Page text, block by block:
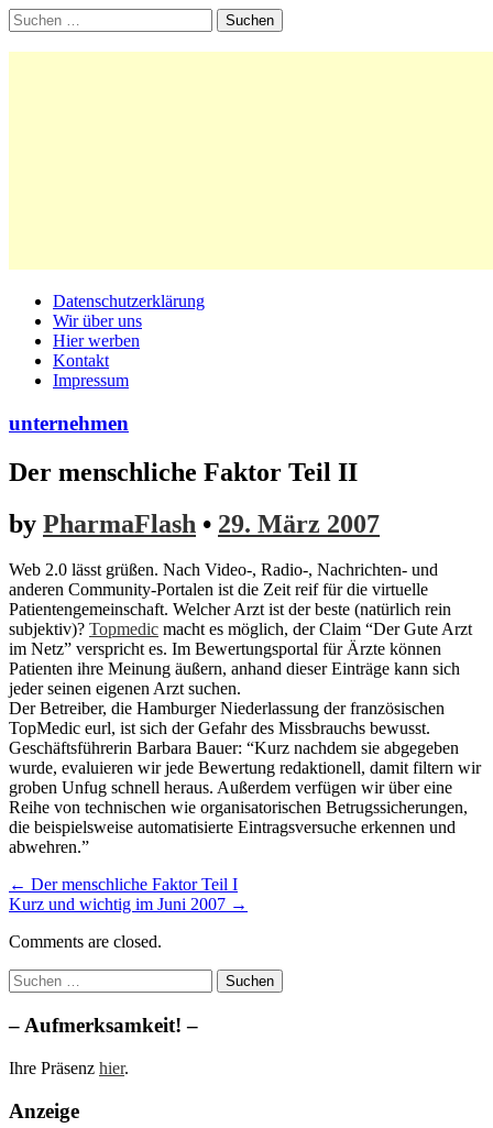
Suchen
nach:
Main
menu
Skip
content
Datenschutzerklärung
Wir über uns
Hier werben
Kontakt
Impressum
unternehmen
Der menschliche Faktor Teil II
by PharmaFlash • 29. März 2007
Web 2.0 lässt grüßen. Nach Video-, Radio-, Nachrichten- und
anderen Community-Portalen ist die Zeit reif für die virtuelle
Patientengemeinschaft. Welcher Arzt ist der beste (natürlich rein
subjektiv)? Topmedic macht es möglich, der Claim “Der Gute Arzt
im Netz” verspricht es. Im Bewertungsportal für Ärzte können
Patienten ihre Meinung äußern, anhand dieser Einträge kann sich
jeder seinen eigenen Arzt suchen.
Der Betreiber, die Hamburger Niederlassung der französischen
TopMedic eurl, ist sich der Gefahr des Missbrauchs bewusst.
Geschäftsführerin Barbara Bauer: “Kurz nachdem sie abgegeben
wurde, evaluieren wir jede Bewertung redaktionell, damit filtern wir
groben Unfug schnell heraus. Außerdem verfügen wir über eine
Reihe von technischen wie organisatorischen Betrugssicherungen,
die beispielsweise automatisierte Eintragsversuche erkennen und
abwehren.”
Post
navigation
← Der menschliche Faktor Teil I
Kurz und wichtig im Juni 2007 →
Comments are closed.
Suchen
nach:
– Aufmerksamkeit! –
Ihre Präsenz hier.
Anzeige